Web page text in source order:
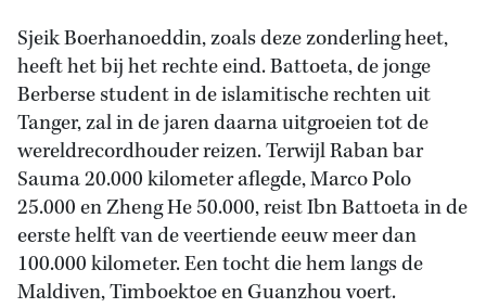
Sjeik Boerhanoeddin, zoals deze zonderling heet,
heeft het bij het rechte eind. Battoeta, de jonge
Berberse student in de islamitische rechten uit
Tanger, zal in de jaren daarna uitgroeien tot de
wereldrecordhouder reizen. Terwijl Raban bar
Sauma 20.000 kilometer aflegde, Marco Polo
25.000 en Zheng He 50.000, reist Ibn Battoeta in de
eerste helft van de veertiende eeuw meer dan
100.000 kilometer. Een tocht die hem langs de
Maldiven, Timboektoe en Guanzhou voert.